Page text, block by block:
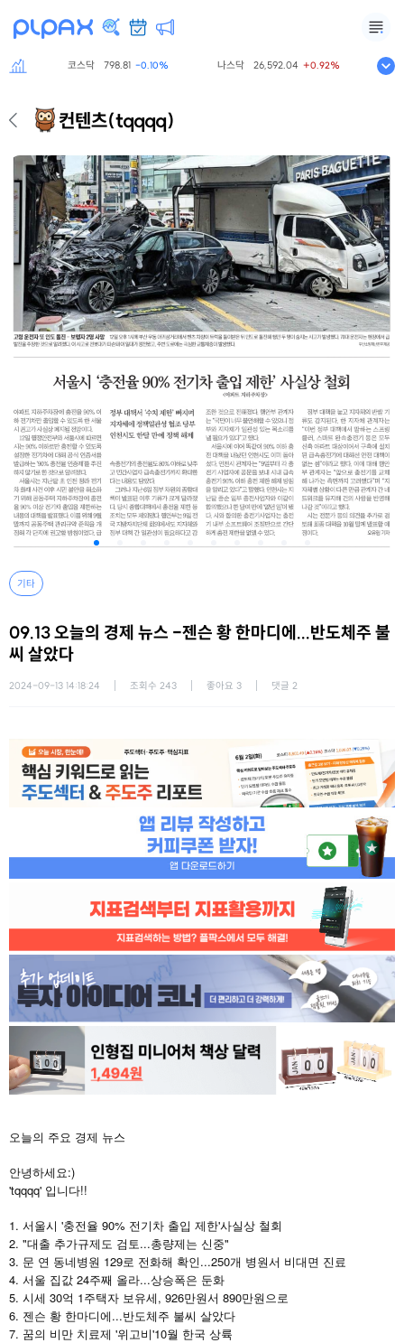
코스닥 798.81 -0.10% 나스닥 26,592.04 +0.92%
컨텐츠(tqqqq)
기타
09.13 오늘의 경제 뉴스 -젠슨 황 한마디에...반도체주 불
씨 살았다
2024-09-13 14:18:24 조회수 243 좋아요 3 댓글 2
오늘의 주요 경제 뉴스
안녕하세요:)
'tqqqq' 입니다!!
1. 서울시 '충전율 90% 전기차 출입 제한'사실상 철회
2. "대출 추가규제도 검토...총량제는 신중"
3. 문 연 동네병원 129로 전화해 확인...250개 병원서 비대면 진료
4. 서울 집값 24주째 올라...상승폭은 둔화
5. 시세 30억 1주택자 보유세, 926만원서 890만원으로
6. 젠슨 황 한마디에...반도체주 불씨 살았다
7. 꿈의 비만 치료제 '위고비'10월 한국 상륙